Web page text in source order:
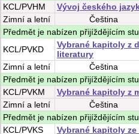
KCL/PVHM
Vývoj českého
Zimní a letní Čeština
Předmět je nabízen přijíždějícím
KCL/PVKD
Vybrané kapitoly z
literatury
Zimní a letní Čeština
Předmět je nabízen přijíždějícím
KCL/PVKM
Vybrané kapitoly z
Zimní a letní Čeština
Předmět je nabízen přijíždějícím
KCL/PVKS
Vybrané kapitoly